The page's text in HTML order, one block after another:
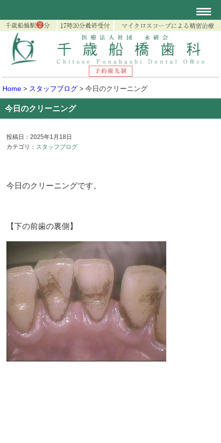
Home > スタッフブログ > 今日のクリーニング
今日のクリーニング
投稿日：2025年1月18日
カテゴリ： スタッフブログ
今日のクリーニングです。​
【下の前歯の裏側】